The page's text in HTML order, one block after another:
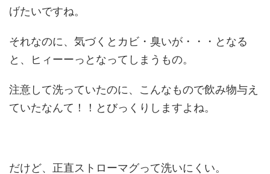
げたいですね。
それなのに、気づくとカビ・臭いが・・・となる
と、ヒィーーっとなってしまうもの。
注意して洗っていたのに、こんなもので飲み物与え
ていたなんて！！とびっくりしますよね。
だけど、正直ストローマグって洗いにくい。